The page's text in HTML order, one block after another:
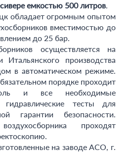
емкостью 500 литров.
обладает огромным опытом
вместимостью до
до 25 бар.
осуществляется на
Итальянского производства
в автоматическом режиме.
порядке проходит
и все необходимые
гидравлические тесты для
гарантии безопасности.
проходят
на заводе АСО, г.